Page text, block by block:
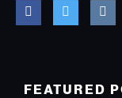
FEATURED